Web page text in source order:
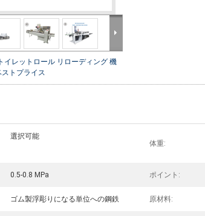
イレットロール リローディング 機
ストプライス
選択可能
体重:
0.5-0.8 MPa ポイント:
ゴム製浮彫りになる単位への鋼鉄 原材料: